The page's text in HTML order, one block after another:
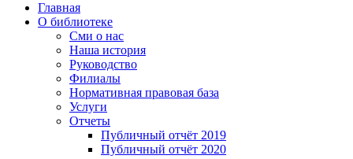
Главная
О библиотеке
Сми о нас
Наша история
Руководство
Филиалы
Нормативная правовая база
Услуги
Отчеты
Публичный отчёт 2019
Публичный отчёт 2020